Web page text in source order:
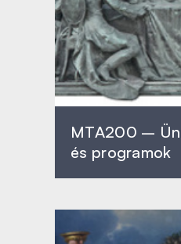
MTA200 –
és programok